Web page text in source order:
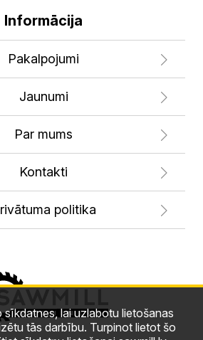
Informācija
Pakalpojumi
Jaunumi
Par mums
Kontakti
politika
sīkdatnes, lai uzlabotu lietošanas
tās darbību. Turpinot lietot šo